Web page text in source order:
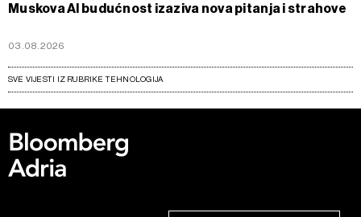
Muskova AI budućnost izaziva nova pitanja i strahove
03.08.2026
SVE VIJESTI IZ RUBRIKE TEHNOLOGIJA